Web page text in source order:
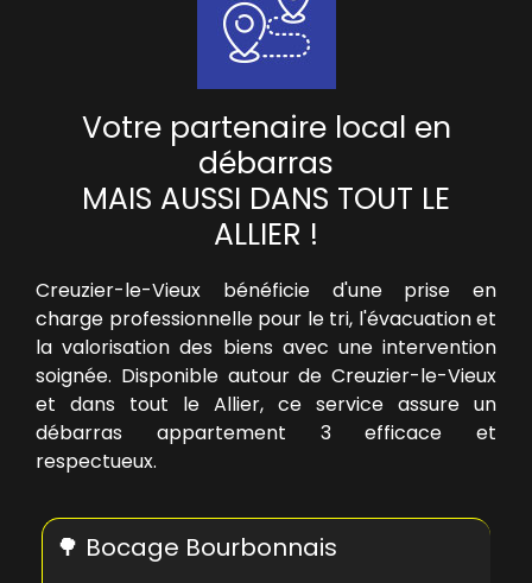
Votre partenaire local en
débarras
MAIS AUSSI DANS TOUT LE
ALLIER !
Creuzier-le-Vieux bénéficie d'une prise en
charge professionnelle pour le tri, l'évacuation et
la valorisation des biens avec une intervention
soignée. Disponible autour de Creuzier-le-Vieux
et dans tout le Allier, ce service assure un
débarras appartement 3efficace et
respectueux.
🌳 Bocage Bourbonnais